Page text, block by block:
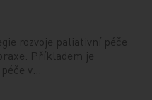
rozvoje paliativní péče
Příkladem je
v…